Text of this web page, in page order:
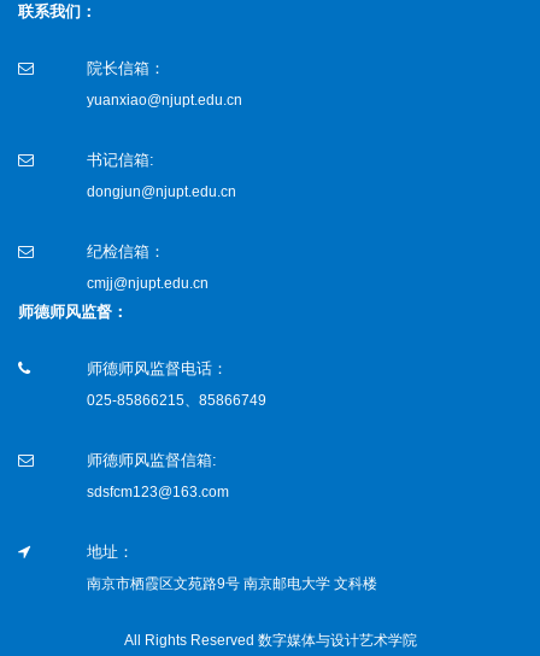
联系我们：
院长信箱：
yuanxiao@njupt.edu.cn
书记信箱:
dongjun@njupt.edu.cn
纪检信箱：
cmjj@njupt.edu.cn
师德师风监督：
师德师风监督电话：
025-85866215、85866749
师德师风监督信箱:
sdsfcm123@163.com
地址：
南京市栖霞区文苑路9号 南京邮电大学 文科楼
All Rights Reserved 数字媒体与设计艺术学院